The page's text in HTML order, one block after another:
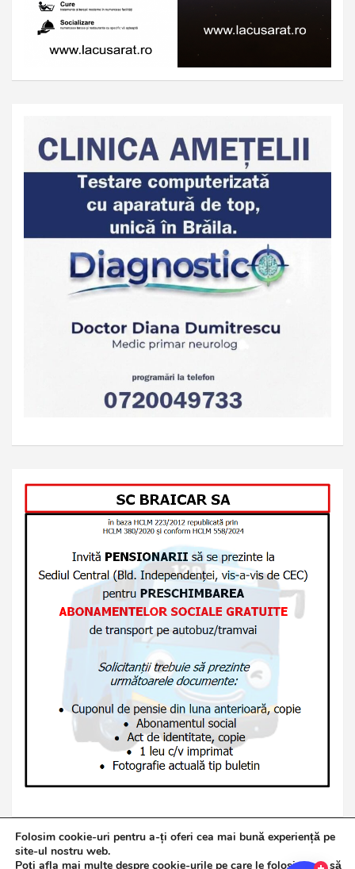
Folosim cookie-uri pentru a-ți oferi cea mai bună experiență pe
site-ul nostru web.
Poți afla mai multe despre cookie-urile pe care le folosim sau să